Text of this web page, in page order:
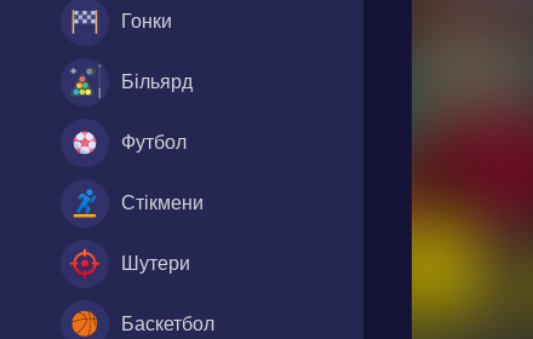
Гонки
Більярд
Футбол
Стікмени
Шутери
Баскетбол